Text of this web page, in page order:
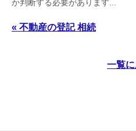
か判断する必要があります...
« 不動産の登記 相続
一覧